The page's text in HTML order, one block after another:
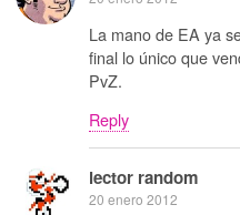
La mano de EA ya
final lo único que
PvZ.
Reply
lector random
20 enero 2012